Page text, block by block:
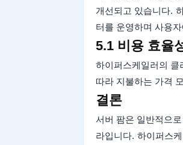
개선되고 있습니다.
터를 운영하며 사용
5.1 비용 효율
하이퍼스케일러의
따라 지불하는 가격
결론
서버 팜은 일반적으
라입니다. 하이퍼스